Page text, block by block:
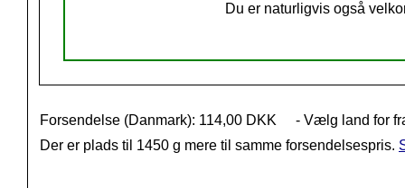
Du er naturligvis også
Forsendelse (Danmark): 114,00 DKK
- Vælg land for
Der er plads til 1450 g mere til samme forsendelsespris.